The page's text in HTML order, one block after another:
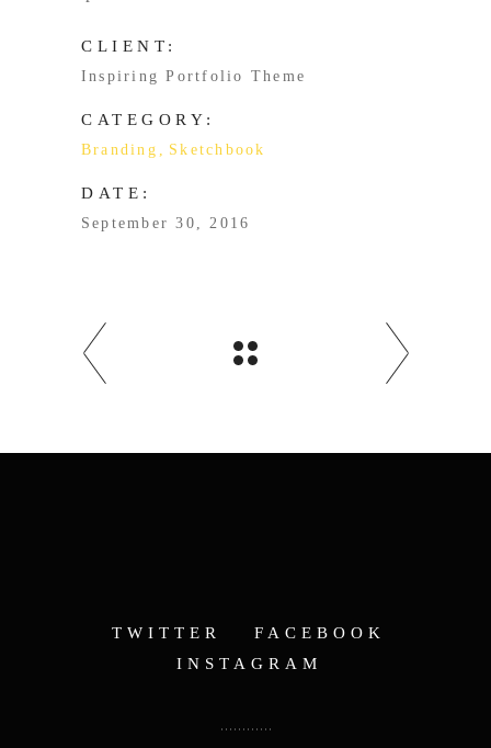
CLIENT:
Inspiring Portfolio Theme
CATEGORY:
Branding Sketchbook
DATE:
September 30, 2016
TWITTER
FACEBOOK
INSTAGRAM